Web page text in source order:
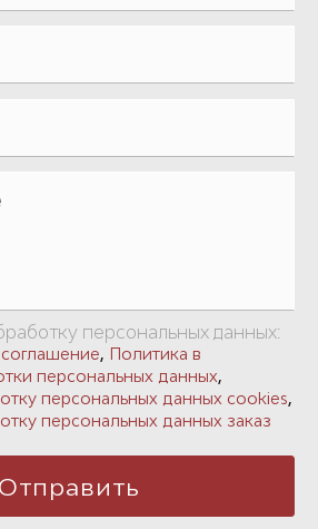
персональных данных:
, Политика в
персональных данных,
персональных данных cookies,
персональных данных заказ